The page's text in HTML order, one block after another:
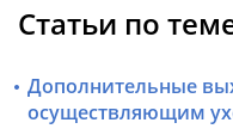
Статьи по
Дополнительные
осуществляющим